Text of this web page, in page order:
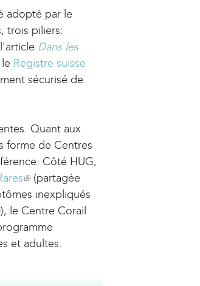
adopté par le
trois piliers:
Dans les
Registre suisse
sécurisé de
Quant aux
forme de Centres
Côté HUG,
(
l
i
n
k
(partagée
inexpliqués
), le Centre Corail
et adultes.